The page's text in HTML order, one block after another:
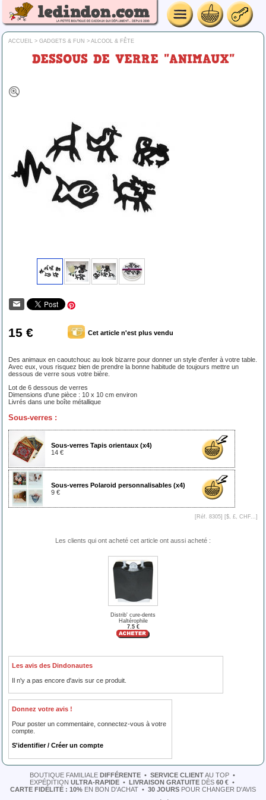
ACCUEIL > GADGETS & FUN > ALCOOL & FÊTE
DESSOUS DE VERRE "ANIMAUX"
15 € Cet article n'est plus vendu
Des animaux en caoutchouc au look bizarre pour donner un style d'enfer à votre table.
Avec eux, vous risquez bien de prendre la bonne habitude de toujours mettre un
dessous de verre sous votre bière.
Lot de 6 dessous de verres
Dimensions d'une pièce : 10 x 10 cm environ
Livrés dans une boîte métallique
Sous-verres :
Sous-verres Tapis orientaux (x4)
14 €
Sous-verres Polaroid personnalisables (x4)
9 €
[Réf. 8305] [$, £, CHF... ]
Les clients qui ont acheté cet article ont aussi acheté :
Distrib' cure-dents
Haltérophile
7.5 €
Les avis des Dindonautes
Il n'y a pas encore d'avis sur ce produit.
Donnez votre avis !
Pour poster un commentaire, connectez-vous à votre
compte.
S'identifier / Créer un compte
BOUTIQUE FAMILIALE DIFFÉRENTE• SERVICE CLIENTAU TOP•
EXPÉDITION ULTRA-RAPIDE • LIVRAISON GRATUITE DÈS 60 € •
CARTE FIDÉLITÉ : 10% EN BON D'ACHAT • 30 JOURS POUR CHANGER D'AVIS